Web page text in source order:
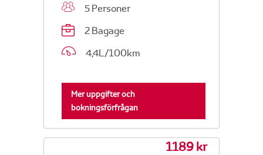
5 Personer
2 Bagage
4,4L/100km
Mer uppgifter och
bokningsförfrågan
1189 kr